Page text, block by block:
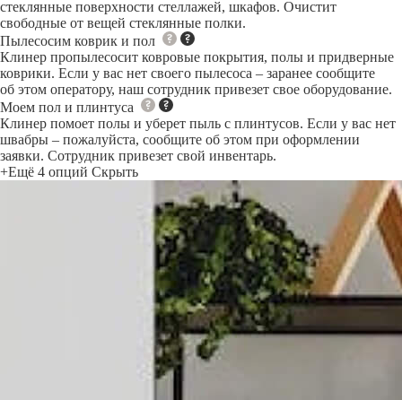
стеклянные поверхности стеллажей, шкафов. Очистит
свободные от вещей стеклянные полки.
Пылесосим коврик и пол
Клинер пропылесосит ковровые покрытия, полы и придверные
коврики. Если у вас нет своего пылесоса – заранее сообщите
об этом оператору, наш сотрудник привезет свое оборудование.
Моем пол и плинтуса
Клинер помоет полы и уберет пыль с плинтусов. Если у вас нет
швабры – пожалуйста, сообщите об этом при оформлении
заявки. Сотрудник привезет свой инвентарь.
+Ещё 4 опций Скрыть